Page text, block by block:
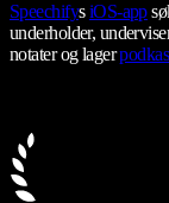
SpeechifysiOS-app
underholder,
notater og lager